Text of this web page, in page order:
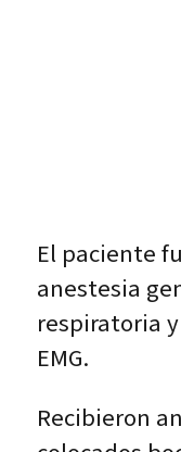
El paciente
anestesia
respiratoria
EMG.
Recibieron